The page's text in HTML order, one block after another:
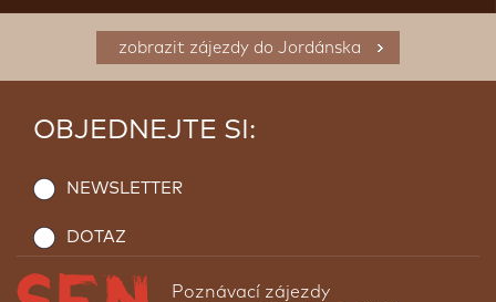
zobrazit zájezdy do Jordánska
OBJEDNEJTE SI:
NEWSLETTER
DOTAZ
Poznávací zájezdy